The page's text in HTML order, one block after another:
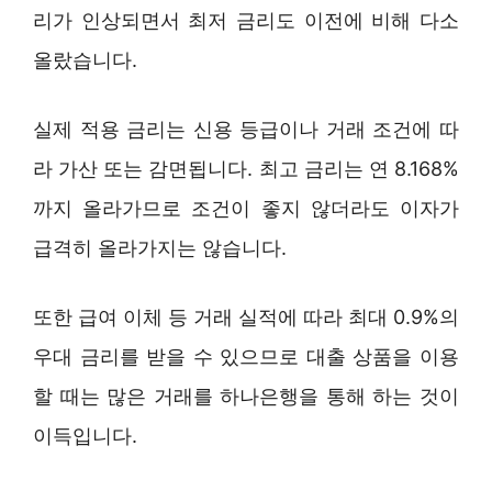
리가 인상되면서 최저 금리도 이전에 비해 다소
올랐습니다.
실제 적용 금리는 신용 등급이나 거래 조건에 따
라 가산 또는 감면됩니다. 최고 금리는 연 8.168%
까지 올라가므로 조건이 좋지 않더라도 이자가
급격히 올라가지는 않습니다.
또한 급여 이체 등 거래 실적에 따라 최대 0.9%의
우대 금리를 받을 수 있으므로 대출 상품을 이용
할 때는 많은 거래를 하나은행을 통해 하는 것이
이득입니다.